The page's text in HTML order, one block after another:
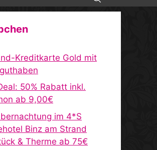
Kreditkarte Gold mit
50% Rabatt inkl.
ab 9,00€
im 4*S
Binz am Strand
& Therme ab 75€